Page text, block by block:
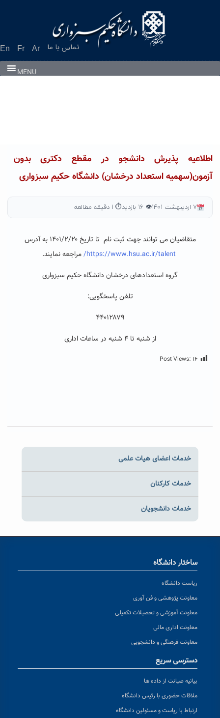
En Fr Ar تماس با ما
MENU
اطلاعیه پذیرش دانشجو در مقطع دکتری بدون
آزمون(سهمیه استعداد درخشان) دانشگاه حکیم سبزواری
۷ اردیبهشت ۱۴۰۱ 👁 ۱۶ بازدید ⏱ ۱ دقیقه مطالعه
متقاضیان می توانند جهت ثبت نام تا تاریخ ۱۴۰۱/۲/۲۰ به آدرس
https://www.hsu.ac.ir/talent/ مراجعه نمایند.
گروه استعدادهای درخشان دانشگاه حکیم سبزواری
تلفن پاسخگویی:
۴۴۰۱۲۸۷۹
از شنبه تا ۴ شنبه در ساعات اداری
Post Views: ۱۶
خدمات اعضای هیات علمی
خدمات کارکنان
خدمات دانشجویان
ساختار دانشگاه
ریاست دانشگاه
معاونت پژوهشی و فن آوری
معاونت آموزشی و تحصیلات تکمیلی
معاونت اداری مالی
معاونت فرهنگی و دانشجویی
دسترسی سریع
بیانیه صیانت از داده ها
ملاقات حضوری با رئیس دانشگاه
ارتباط با ریاست و مسئولین دانشگاه